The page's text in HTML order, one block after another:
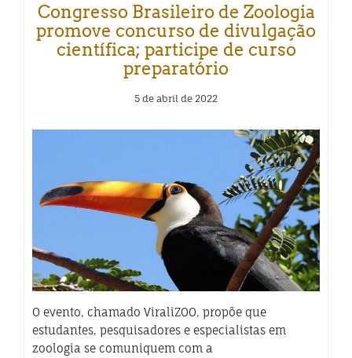
Congresso Brasileiro de Zoologia
promove concurso de divulgação
científica; participe de curso
preparatório
5 de abril de 2022
O evento, chamado ViraliZOO, propõe que
estudantes, pesquisadores e especialistas em
zoologia se comuniquem com a